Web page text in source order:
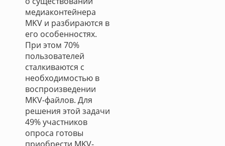
медиаконтейнера
MKV и разбираются в
его особенностях.
При этом 70%
пользователей
сталкиваются с
необходимостью в
воспроизведении
MKV-файлов. Для
решения этой задачи
49% участников
опроса готовы